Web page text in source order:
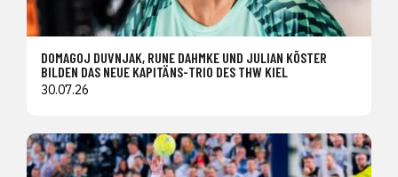
DOMAGOJ DUVNJAK, RUNE DAHMKE UND JULIAN KÖSTER
BILDEN DAS NEUE KAPITÄNS-TRIO DES THW KIEL
30.07.26